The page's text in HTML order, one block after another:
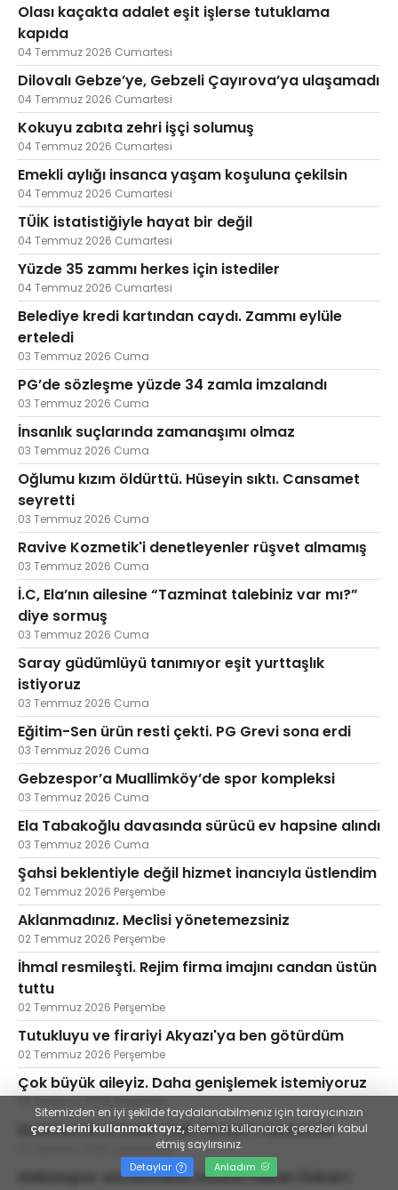
Olası kaçakta adalet eşit işlerse tutuklama
kapıda
04 Temmuz 2026 Cumartesi
Dilovalı Gebze’ye, Gebzeli Çayırova’ya ulaşamadı
04 Temmuz 2026 Cumartesi
Kokuyu zabıta zehri işçi solumuş
04 Temmuz 2026 Cumartesi
Emekli aylığı insanca yaşam koşuluna çekilsin
04 Temmuz 2026 Cumartesi
TÜİK istatistiğiyle hayat bir değil
04 Temmuz 2026 Cumartesi
Yüzde 35 zammı herkes için istediler
04 Temmuz 2026 Cumartesi
Belediye kredi kartından caydı. Zammı eylüle
erteledi
03 Temmuz 2026 Cuma
PG’de sözleşme yüzde 34 zamla imzalandı
03 Temmuz 2026 Cuma
İnsanlık suçlarında zamanaşımı olmaz
03 Temmuz 2026 Cuma
Oğlumu kızım öldürttü. Hüseyin sıktı. Cansamet
seyretti
03 Temmuz 2026 Cuma
Ravive Kozmetik'i denetleyenler rüşvet almamış
03 Temmuz 2026 Cuma
İ.C, Ela’nın ailesine “Tazminat talebiniz var mı?”
diye sormuş
03 Temmuz 2026 Cuma
Saray güdümlüyü tanımıyor eşit yurttaşlık
istiyoruz
03 Temmuz 2026 Cuma
Eğitim-Sen ürün resti çekti. PG Grevi sona erdi
03 Temmuz 2026 Cuma
Gebzespor’a Muallimköy’de spor kompleksi
03 Temmuz 2026 Cuma
Ela Tabakoğlu davasında sürücü ev hapsine alındı
03 Temmuz 2026 Cuma
Şahsi beklentiyle değil hizmet inancıyla üstlendim
02 Temmuz 2026 Perşembe
Aklanmadınız. Meclisi yönetemezsiniz
02 Temmuz 2026 Perşembe
İhmal resmileşti. Rejim firma imajını candan üstün
tuttu
02 Temmuz 2026 Perşembe
Tutukluyu ve firariyi Akyazı'ya ben götürdüm
02 Temmuz 2026 Perşembe
Çok büyük aileyiz. Daha genişlemek istemiyoruz
Gazeteci Erol Polat “Deli Osman”ı tanıtacak
01 Temmuz 2026 Çarşamba
Gebzespor savunmanın soluna Hakan Özkan’ı
Sitemizden en iyi şekilde faydalanabilmeniz için tarayıcınızın
çerezlerini kullanmaktayız, sitemizi kullanarak çerezleri kabul
etmiş saylırsınız.
Detaylar Anladım